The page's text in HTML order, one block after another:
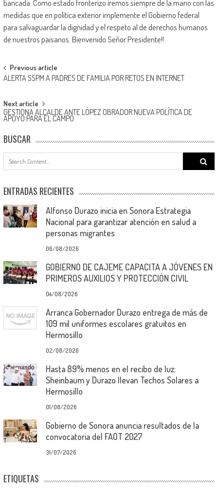
bancada. Como estado fronterizo iremos siempre de la mano con las
medidas que en política exterior implemente el Gobierno federal
para salvaguardar la dignidad y el respeto al de derechos humanos
de nuestros paisanos. Bienvenido Señor Presidente!!
Post
navigation
Previous article
ALERTA SSPM A PADRES DE FAMILIA POR RETOS EN INTERNET
Next article
GESTIONA ALCALDE ANTE LÓPEZ OBRADOR NUEVA POLÍTICA DE
APOYO PARA EL CAMPO
BUSCAR
Search
for:
ENTRADAS RECIENTES
Alfonso Durazo inicia en Sonora Estrategia
Nacional para garantizar atención en salud a
personas migrantes
06/08/2026
GOBIERNO DE CAJEME CAPACITA A JÓVENES EN
PRIMEROS AUXILIOS Y PROTECCIÓN CIVIL
04/08/2026
Arranca Gobernador Durazo entrega de más de
109 mil uniformes escolares gratuitos en
Hermosillo
02/08/2026
Hasta 89% menos en el recibo de luz:
Sheinbaum y Durazo llevan Techos Solares a
Hermosillo
01/08/2026
Gobierno de Sonora anuncia resultados de la
convocatoria del FAOT 2027
31/07/2026
ETIQUETAS